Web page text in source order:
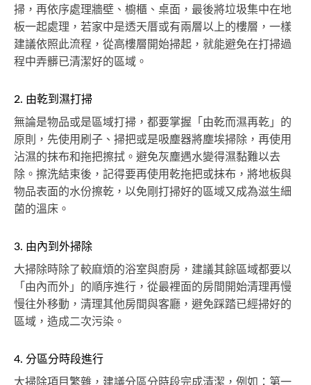
掃，再依序處理牆壁、櫥櫃、桌面，最後將垃圾集中在地
板一起處理，若家中是透天厝或有兩層以上的樓層，一樣
建議依照此流程，從高樓層開始掃起，就能避免在打掃過
程中弄髒已清潔好的區域。
2. 由乾到濕打掃
無論是物品或是區域打掃，都要掌握「由乾而濕再乾」的
原則，先使用刷子、掃把或是吸塵器將塵埃掃除，再使用
沾濕的抹布和拖把擦拭。避免灰塵遇水變得濕黏難以去
除。擦洗結束後，記得要再使用乾拖把或抹布，將地板與
物品表面的水份擦乾，以免剛打掃好的區域又成為滋生細
菌的溫床。
3. 由內到外掃除
大掃除時除了較麻煩的浴室與廚房，建議其餘區域都要以
「由內而外」的順序進行，從最裡面的房間開始清理再慢
慢往外移動，清理其他房間與客廳，避免踩踏已經掃好的
區域，造成二次污染。
4. 分區分時段進行
大掃除項目繁雜，建議分區分時段完成清潔，例如：第一